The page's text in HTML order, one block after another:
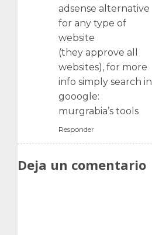
adsense alternative
for any type of
website
(they approve all
websites), for more
info simply search in
gooogle:
murgrabia’s tools
Responder
Deja un comentario